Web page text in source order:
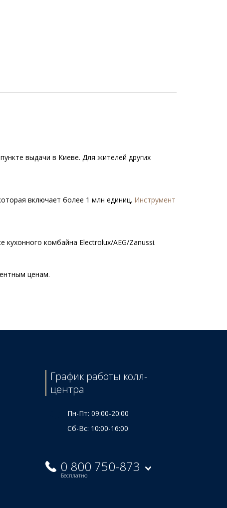
выдачи в Киеве. Для жителей других
включает более 1 млн единиц. Инструмент
кухонного комбайна Electrolux/AEG/Zanussi.
ценам.
График работы колл-
центра
Пн-Пт: 09:00-20:00
Сб-Вс: 10:00-16:00
0 800 750-873
Бесплатно